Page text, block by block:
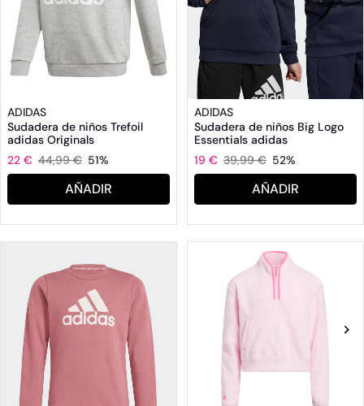
ADIDAS
Sudadera de niños Trefoil
adidas Originals
22 € 44,99 € 51%
AÑADIR
ADIDAS
Sudadera de niños Big Logo
Essentials adidas
19 € 39,99 € 52%
AÑADIR